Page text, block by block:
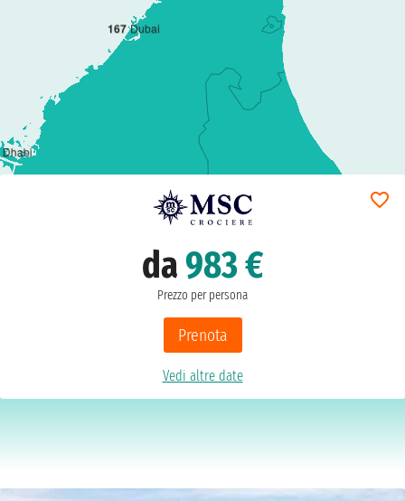
167 Dubai
Dhabi
da983 €
Prezzo per persona
Prenota
Vedi altre date